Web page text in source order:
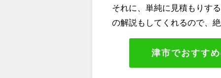
それに、単純に見積もりす
の解説もしてくれるので、
津市でおすす